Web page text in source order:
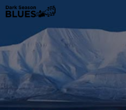
Hopp
til
innhold